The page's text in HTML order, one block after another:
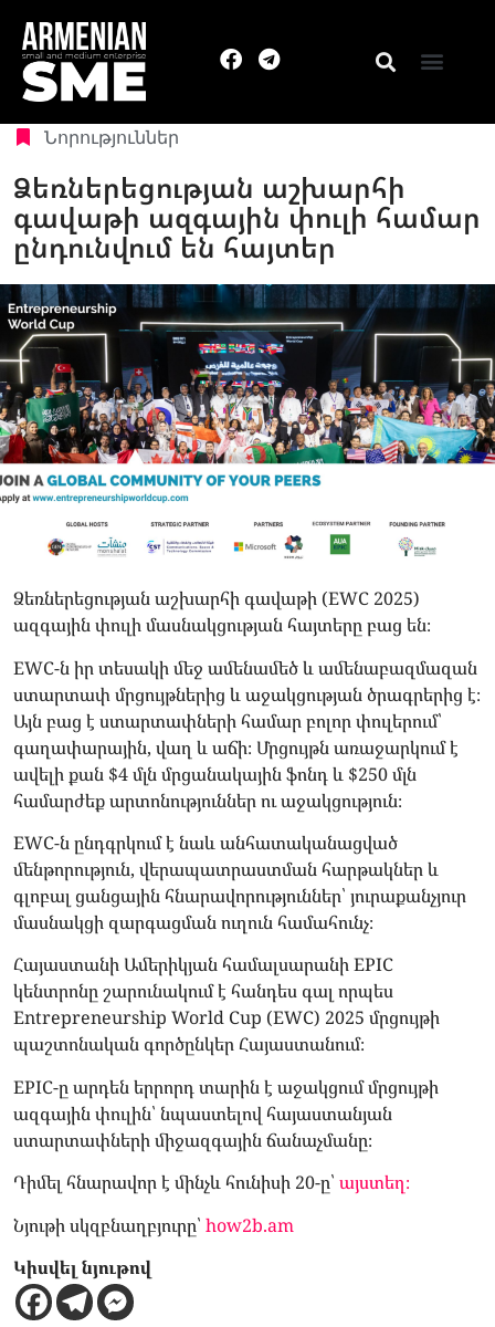
Նորություններ
Ձեռներեցության աշխարհի
գավաթի ազգային փուլի համար
ընդունվում են հայտեր
Ձեռներեցության աշխարհի գավաթի (EWC 2025)
ազգային փուլի մասնակցության հայտերը բաց են։
EWC-ն իր տեսակի մեջ ամենամեծ և ամենաբազմազան
ստարտափ մրցույթներից և աջակցության ծրագրերից է։
Այն բաց է ստարտափների համար բոլոր փուլերում՝
գաղափարային, վաղ և աճի։ Մրցույթն առաջարկում է
ավելի քան $4 մլն մրցանակային ֆոնդ և $250 մլն
համարժեք արտոնություններ ու աջակցություն։
EWC-ն ընդգրկում է նաև անհատականացված
մենթորություն, վերապատրաստման հարթակներ և
գլոբալ ցանցային հնարավորություններ՝ յուրաքանչյուր
մասնակցի զարգացման ուղուն համահունչ։
Հայաստանի Ամերիկյան համալսարանի EPIC
կենտրոնը շարունակում է հանդես գալ որպես
Entrepreneurship World Cup (EWC) 2025 մրցույթի
պաշտոնական գործընկեր Հայաստանում։
EPIC-ը արդեն երրորդ տարին է աջակցում մրցույթի
ազգային փուլին՝ նպաստելով հայաստանյան
ստարտափների միջազգային ճանաչմանը։
Դիմել հնարավոր է մինչև հունիսի 20-ը՝ այստեղ։
Նյութի սկզբնաղբյուրը՝ how2b.am
Կիսվել նյութով